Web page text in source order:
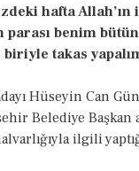
hafta
benim
takas
Hüseyin Can
Belediye Başkan
ilgili